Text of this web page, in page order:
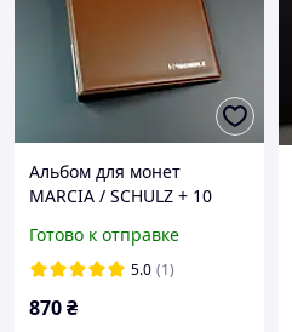
Альбом для монет
MARCIA / SCHULZ + 10
Готово к отправке
5.0 (1)
870₴